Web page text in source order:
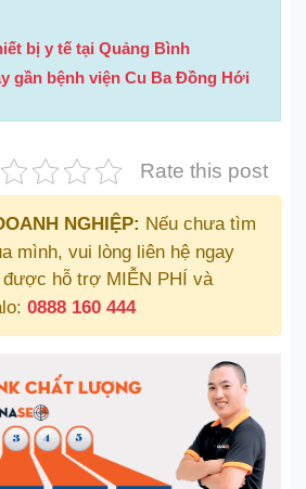
bị y tế tại Quảng Bình
gần bệnh viện Cu Ba Đồng Hới
Rate this post
NGHIỆP: Nếu chưa tìm
mình, vui lòng liên hệ ngay
hỗ trợ MIỄN PHÍ và
0888 160 444